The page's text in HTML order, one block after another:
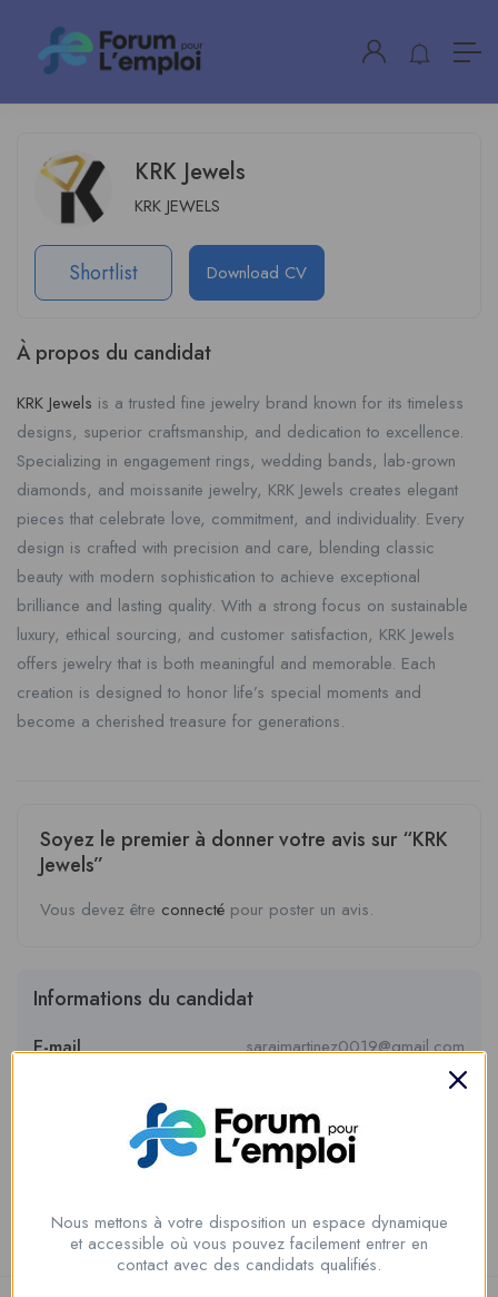
KRK Jewels
KRK JEWELS
Shortlist Download CV
À propos du candidat
KRK Jewels is a trusted fine jewelry brand known for its timeless
designs, superior craftsmanship, and dedication to excellence.
Specializing in engagement rings, wedding bands, lab-grown
diamonds, and moissanite jewelry, KRK Jewels creates elegant
pieces that celebrate love, commitment, and individuality. Every
design is crafted with precision and care, blending classic
beauty with modern sophistication to achieve exceptional
brilliance and lasting quality. With a strong focus on sustainable
luxury, ethical sourcing, and customer satisfaction, KRK Jewels
offers jewelry that is both meaningful and memorable. Each
creation is designed to honor life’s special moments and
become a cherished treasure for generations.
Soyez le premier à donner votre avis sur “KRK
Jewels”
Vous devez être connecté pour poster un avis.
Informations du candidat
E-mail saraimartinez0019@gmail.com
Private Message
Nous mettons à votre disposition un espace dynamique
et accessible où vous pouvez facilement entrer en
contact avec des candidats qualifiés.